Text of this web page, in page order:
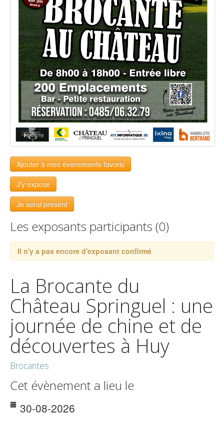
Ajouter à mes évènements favoris
J'y expose
Je serai présent
Les exposants participants (0)
Il n'y a pas encore d'exposant confirmé
La Brocante du
Château Springuel : une
journée de chine et de
découvertes à Huy
Brocantes
Cet évènement a lieu le
30-08-2026